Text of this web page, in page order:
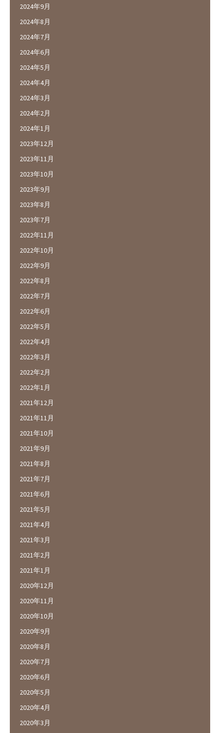
2024年9月
2024年8月
2024年7月
2024年6月
2024年5月
2024年4月
2024年3月
2024年2月
2024年1月
2023年12月
2023年11月
2023年10月
2023年9月
2023年8月
2023年7月
2022年11月
2022年10月
2022年9月
2022年8月
2022年7月
2022年6月
2022年5月
2022年4月
2022年3月
2022年2月
2022年1月
2021年12月
2021年11月
2021年10月
2021年9月
2021年8月
2021年7月
2021年6月
2021年5月
2021年4月
2021年3月
2021年2月
2021年1月
2020年12月
2020年11月
2020年10月
2020年9月
2020年8月
2020年7月
2020年6月
2020年5月
2020年4月
2020年3月